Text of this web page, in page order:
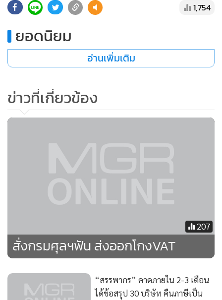
ฐานะกำกับดูแลกรมสรรพากร และกรมศุลกากร เปิดเผยว่า ตน
การทำงานแล้ว ยอมรับว่าการจัดเก็บภาษีในช่วง 3 เดือนที่เหลือ
ของปีงบ 2556 มีแนวโน้มลดลงต่ำกว่าเป้าหมาย และคงต้อง
ติดตามในเดือน ส.ค. ที่เป็นช่วงของการเสียภาษีเงินได้นิติบุคคล
โดยในการปรับลดภาษีนิติบุคคลในช่วงที่ผ่านมา กระทบต่อการ
จัดเก็บภาษีของกรมสรรพากรค่อนข้างมาก แม้ว่ากรมฯ จะนำ
ผลกระทบตรงนี้ไปประเมินในประมาณการการจัดเก็บภาษีแล้ว
ตัวอย่างดีแล้วว่าจะเสียภาษีในรอบครึ่งปีเท่าใด เพื่อนำมา
ประเมินแนวโน้มการจัดเก็บในปีงบ 2556 ว่าเป็นไปตามหมายขอ
งกรมฯ ที่วางไว้ 1.77 ล้านล้านบาท หรือไม่
ส่วนการลดภาษีเงินได้บุคคลธรรมดานั้น ยืนยันว่า จะเร่งผลักดัน
ให้ทันกับที่รัฐบาลรับปากไว้ว่าจะให้มีผลบังคับใช้ในปีภาษี 2556
1,754
ยอดนิยม
อ่านเพิ่มเติม
ข่าวที่เกี่ยวข้อง
207
สั่งกรมศุลฯฟัน ส่งออกโกงVAT
“สรรพากร” คาดภายใน 2-3 เดือน
ได้ข้อสรุป 30 บริษัท คืนภาษีเป็น